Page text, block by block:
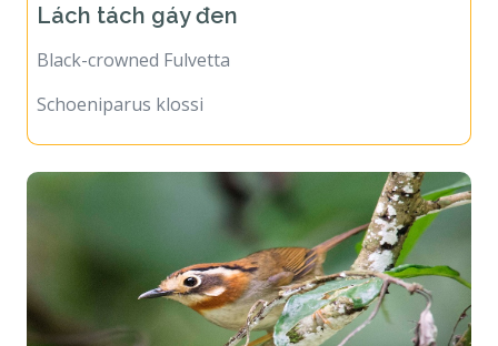
Lách tách gáy đen
Black-crowned Fulvetta
Schoeniparus klossi